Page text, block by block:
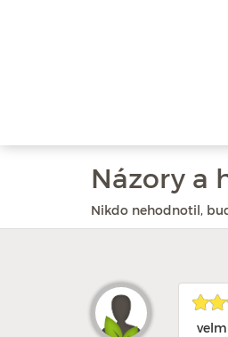
Názory a
Nikdo nehodnotil,